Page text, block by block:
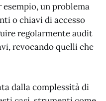
un problema
o chiavi di accesso
regolarmente audit
revocando quelli che
dalla complessità di